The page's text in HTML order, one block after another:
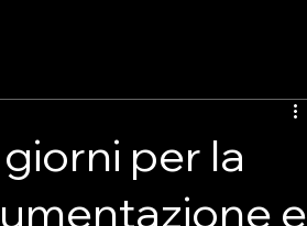
per la
e